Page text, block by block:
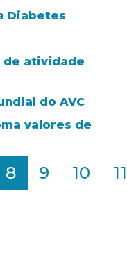
Diabetes
de atividade
do AVC
valores de
8 9 10 11